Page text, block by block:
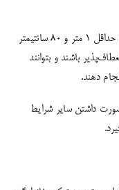
۱- دانشجویان پسر و دختر 16-17 ساله: قد پسرها حداقل ۱ متر و ۸۰ سانتیمتر
باشد. انعطاف‌پذیر باشند و بتوانند
داشتن سایر شرایط